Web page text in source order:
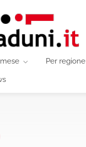
Per regione